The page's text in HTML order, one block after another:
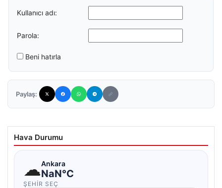
Kullanıcı adı:
Parola:
Beni hatırla
Paylaş:
Hava Durumu
☁Ankara
NaN°C
ŞEHIR SEÇ